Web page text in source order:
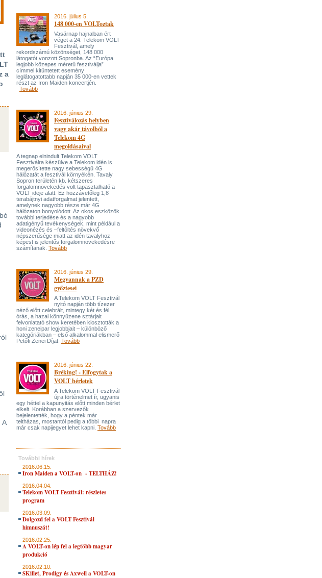
a
A
2016. július 5.
148 000-en VOLToztak
Vasárnap hajnalban ért
véget a 24. Telekom VOLT
Fesztivál, amely
rekordszámú közönséget, 148 000
látogatót vonzott Sopronba. Az “Európa
legjobb közepes méretű fesztiválja”
címmel kitüntetett esemény
leglátogatottabb napján 35 000-en vettek
részt az Iron Maiden koncertjén.
Tovább
2016. június 29.
Fesztiválozás helyben
vagy akár távolból a
Telekom 4G
megoldásaival
A tegnap elnindult Telekom VOLT
Fesztiválra készülve a Telekom idén is
megerősítette nagy sebességű 4G
hálózatát a fesztivál környékén. Tavaly
Sopron területén kb. kétszeres
forgalomnövekedés volt tapasztalható a
VOLT ideje alatt. Ez hozzávetőleg 1,8
terabájtnyi adatforgalmat jelentett,
amelynek nagyobb része már 4G
hálózaton bonyolódott. Az okos eszközök
további terjedése és a nagyobb
adatigényű tevékenységek, mint például a
videonézés és –feltöltés növekvő
népszerűsége miatt az idén tavalyhoz
képest is jelentős forgalomnövekedésre
számítanak. Tovább
2016. június 29.
Megvannak a PZD
győztesei
A Telekom VOLT Fesztivál
nyitó napján több tízezer
néző előtt celebrált, mintegy két és fél
órás, a hazai könnyűzene sztárjait
felvonlatató show keretében kiosztották a
honi zeneipar legjobbjait – különböző
kategóriákban – első alkalommal elismerő
Petőfi Zenei Díjat. Tovább
2016. június 22.
Bréking! - Elfogytak a
VOLT bérletek
A Telekom VOLT Fesztivál
újra történelmet ír, ugyanis
egy héttel a kapunyitás előtt minden bérlet
elkelt. Korábban a szervezők
bejelentették, hogy a péntek már
teltházas, mostantól pedig a többi napra
már csak napijegyet lehet kapni. Tovább
További hírek
2016.06.15.
Iron Maiden a VOLT-on - TELTHÁZ!
2016.04.04.
Telekom VOLT Fesztivál: részletes
program
2016.03.09.
Dolgozd fel a VOLT Fesztivál
himnuszát!
2016.02.25.
A VOLT-on lép fel a legtöbb magyar
produkció
2016.02.10.
SKillet, Prodigy és Axwell a VOLT-on